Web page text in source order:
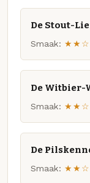
De Stout-
Smaak:
De Witbier-
Smaak:
De
Smaak: